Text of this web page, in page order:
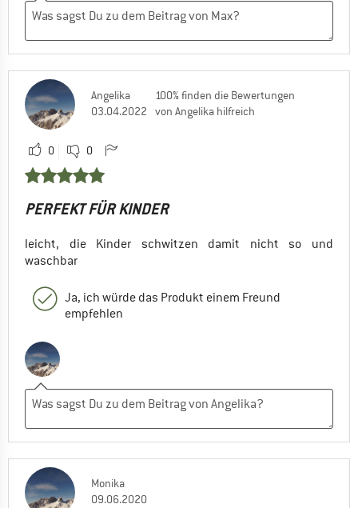
Angelika
03.04.2022
100% finden die Bewertungen
von Angelika hilfreich
0 0
PERFEKT FÜR KINDER
leicht, die Kinder schwitzen damit nicht so und
waschbar
Ja, ich würde das Produkt einem Freund
empfehlen
Monika
09.06.2020